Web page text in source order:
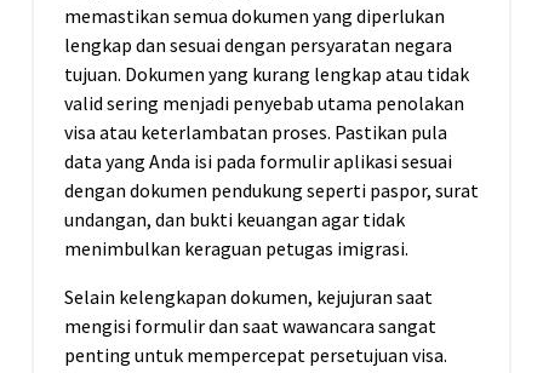
memastikan semua dokumen yang diperlukan
lengkap dan sesuai dengan persyaratan negara
tujuan. Dokumen yang kurang lengkap atau tidak
valid sering menjadi penyebab utama penolakan
visa atau keterlambatan proses. Pastikan pula
data yang Anda isi pada formulir aplikasi sesuai
dengan dokumen pendukung seperti paspor, surat
undangan, dan bukti keuangan agar tidak
menimbulkan keraguan petugas imigrasi.
Selain kelengkapan dokumen, kejujuran saat
mengisi formulir dan saat wawancara sangat
penting untuk mempercepat persetujuan visa.